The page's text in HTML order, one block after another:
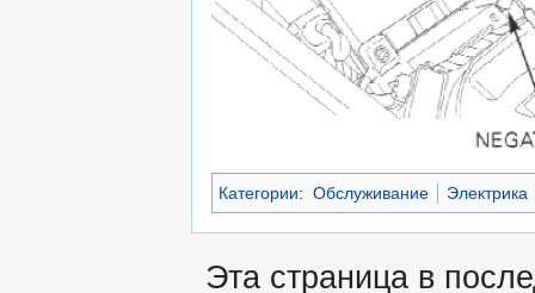
Категории: Обслуживание Электрика
Эта страница в